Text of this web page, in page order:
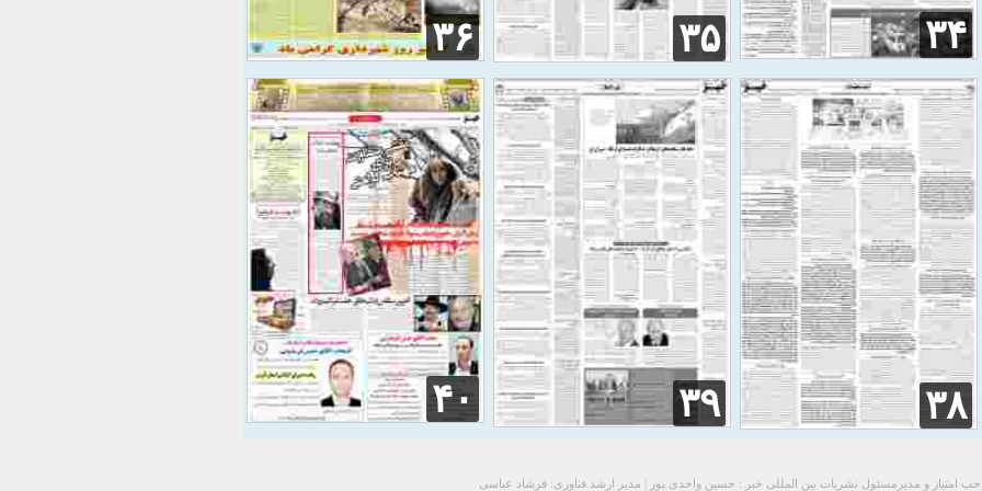
۳۴ ۳۵ ۳۶
۳۸ ۳۹ ۴۰
امتیاز و مدیرمسئول نشریات بین المللی خبر : حسین واحدی پور | مدیر ارشد فناوری: فرشاد عباسی